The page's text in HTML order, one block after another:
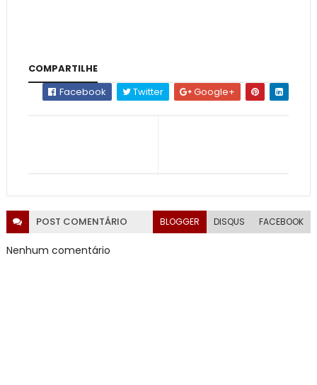
COMPARTILHE
Facebook
Twitter Google+
POST COMENTÁRIO BLOGGER DISQUS FACEBOOK
Nenhum comentário